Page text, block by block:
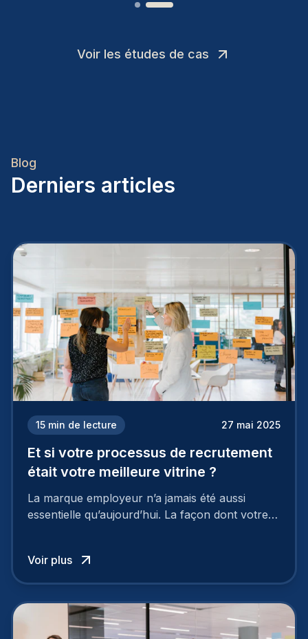
Voir les études de cas
Blog
Derniers articles
15 min de lecture 27 mai 2025
Et si votre processus de recrutement
était votre meilleure vitrine ?
La marque employeur n’a jamais été aussi
essentielle qu’aujourd’hui. La façon dont votre
à perdre les meilleurs profils.
Voir plus